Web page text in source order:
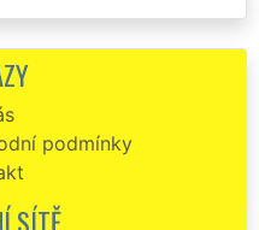
společnost postarala o
o všechno se postarali,
služby, doporučuji.
chtěla poděkovat za včerejší
s vámi velmi spokojeni a
vás určitě doporučovat
podmínky
SÍTĚ